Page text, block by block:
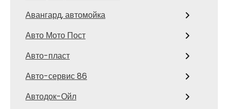
Авангард, автомойка
Авто Мото Пост
Авто-пласт
Авто-сервис 86
Автодок-Ойл